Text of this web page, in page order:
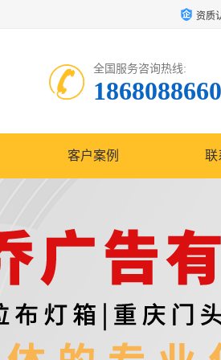
资质
全国服务咨询热线:
客户案例 联